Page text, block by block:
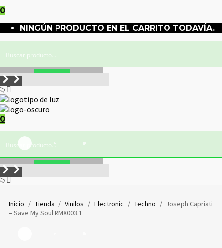
0
NINGÚN PRODUCTO EN EL CARRITO TODAVÍA.
0
Inicio / Tienda / Vinilos / Electronic / Techno / Joseph Capriati
‎– Save My Soul RMX003.1